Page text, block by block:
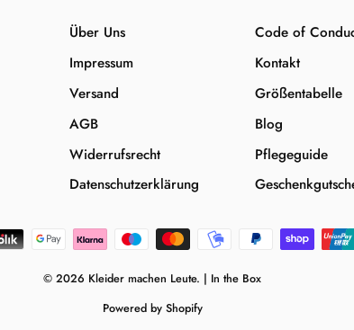
Über Uns
Impressum
Versand
AGB
Widerrufsrecht
Datenschutzerklärung
Code of
Kontakt
Größentabelle
Blog
Pflegeguide
© 2026 Kleider machen Leute. | In the Box
Powered by Shopify